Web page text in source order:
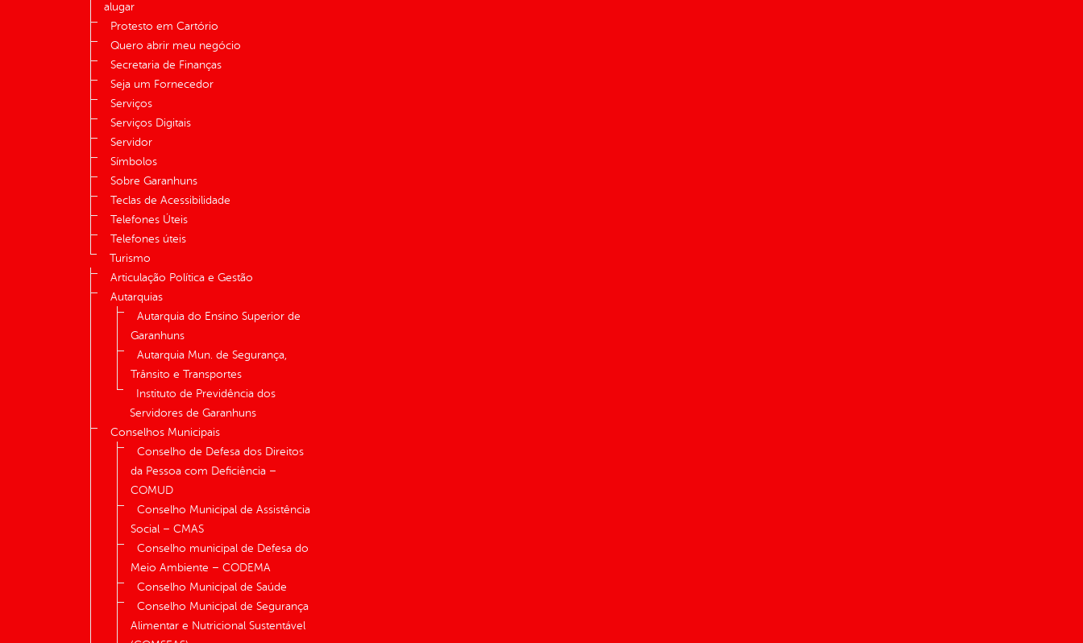
alugar
Protesto em Cartório
Quero abrir meu negócio
Secretaria de Finanças
Seja um Fornecedor
Serviços
Serviços Digitais
Servidor
Símbolos
Sobre Garanhuns
Teclas de Acessibilidade
Telefones Úteis
Telefones úteis
Turismo
Articulação Política e Gestão
Autarquias
Autarquia do Ensino Superior de
Garanhuns
Autarquia Mun. de Segurança,
Trânsito e Transportes
Instituto de Previdência dos
Servidores de Garanhuns
Conselhos Municipais
Conselho de Defesa dos Direitos
da Pessoa com Deficiência –
COMUD
Conselho Municipal de Assistência
Social – CMAS
Conselho municipal de Defesa do
Meio Ambiente – CODEMA
Conselho Municipal de Saúde
Conselho Municipal de Segurança
Alimentar e Nutricional Sustentável